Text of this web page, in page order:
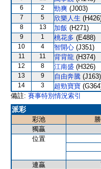
6 2 勁爽 (J003)
7 5 欣樂人生
8 13 加飯 (H271)
9 1 桃花多 (E488)
10 4 智開心 (J351)
11 11 背背龍 (H374)
12 8 江南盛 (H326)
13 9 自由奔騰 (J163)
14 3 超勁寶寶
備註: 賽事特別情況索引
派彩
彩池
獨贏
位置
連贏